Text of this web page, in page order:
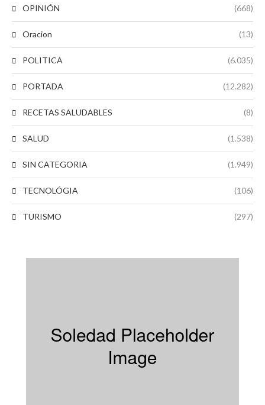
OPINIÓN (668)
Oracion (13)
POLITICA (6.035)
PORTADA (12.282)
RECETAS SALUDABLES (8)
SALUD (1.538)
SIN CATEGORIA (1.949)
TECNOLÓGIA (106)
TURISMO (297)